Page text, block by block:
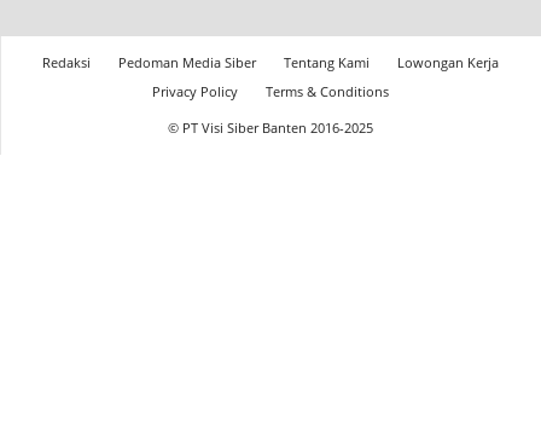
Redaksi Pedoman Media Siber Tentang Kami
Lowongan Kerja
Privacy Policy
Terms & Conditions
© PT Visi Siber Banten 2016-2025